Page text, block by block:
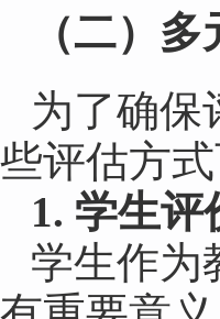
（二） 多
为了确保
些评估方
1. 学生评
学生作为